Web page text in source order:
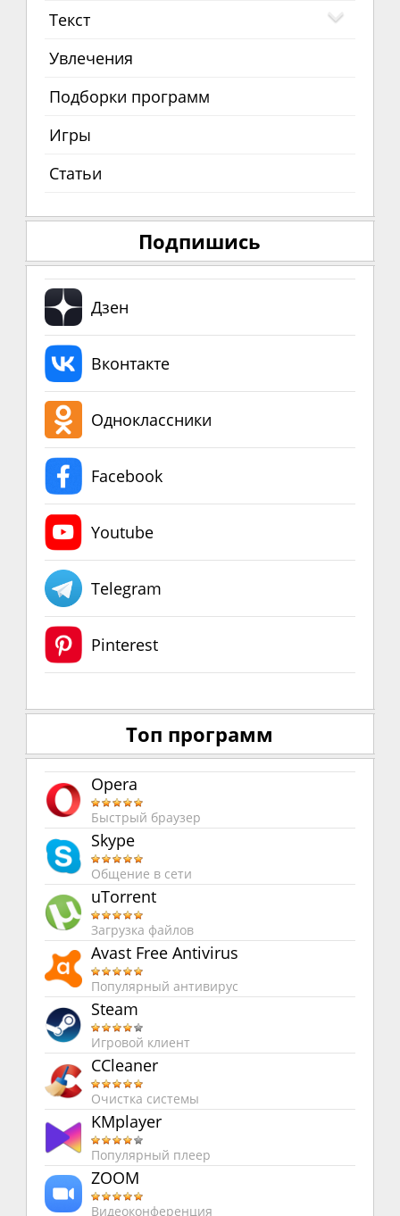
Текст
Увлечения
Подборки программ
Игры
Статьи
Подпишись
Дзен
Вконтакте
Одноклассники
Facebook
Youtube
Telegram
Pinterest
Топ программ
Opera
Быстрый браузер
Skype
Общение в сети
uTorrent
Загрузка файлов
Avast Free Antivirus
Популярный антивирус
Steam
Игровой клиент
CCleaner
Очистка системы
KMplayer
Популярный плеер
ZOOM
Видеоконференция